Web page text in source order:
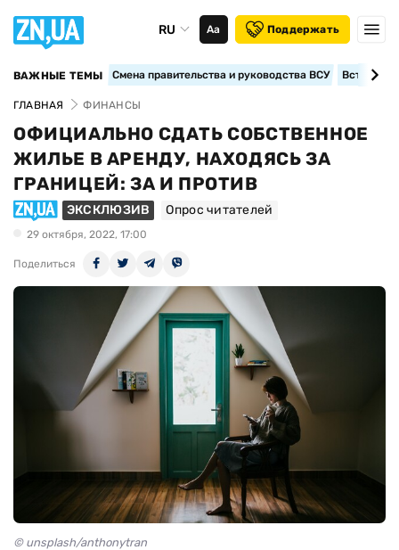
RU Аа Поддержать
ВАЖНЫЕ ТЕМЫ Смена правительства и руководства ВСУ
ГЛАВНАЯ ФИНАНСЫ
ОФИЦИАЛЬНО СДАТЬ СОБСТВЕННОЕ
ЖИЛЬЕ В АРЕНДУ, НАХОДЯСЬ ЗА
ГРАНИЦЕЙ: ЗА И ПРОТИВ
ЭКСКЛЮЗИВ Опрос читателей
29 октября, 2022, 17:00
Поделиться
© unsplash/anthonytran